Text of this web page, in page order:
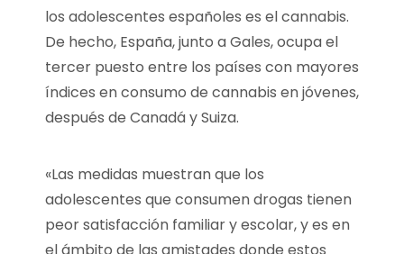
los adolescentes españoles es el cannabis.
De hecho, España, junto a Gales, ocupa el
tercer puesto entre los países con mayores
índices en consumo de cannabis en jóvenes,
después de Canadá y Suiza.
«Las medidas muestran que los
adolescentes que consumen drogas tienen
peor satisfacción familiar y escolar, y es en